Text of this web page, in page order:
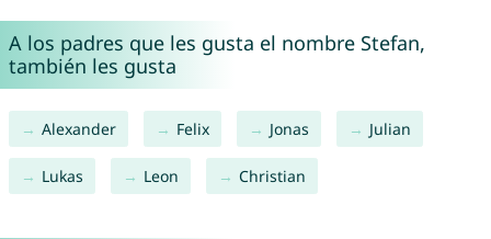
A los padres que les gusta el nombre Stefan,
también les gusta
Alexander Felix Jonas Julian
Lukas Leon Christian